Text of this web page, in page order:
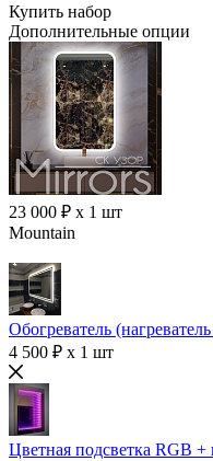
Купить набор
Дополнительные опции
23 000 ₽ x 1 шт
Mountain
Обогреватель
4 500 ₽ x 1 шт
Цветная подсветка RGB +